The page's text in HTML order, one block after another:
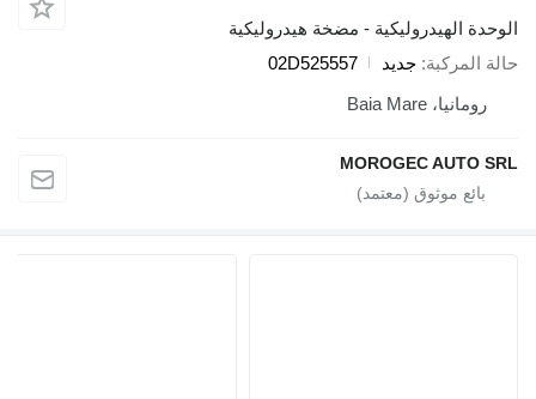
الوحدة الهيدروليكية - مضخة هيدروليكية
حالة المركبة جديد
02D525557
رومانيا، Baia Mare
MOROGEC AUTO SRL